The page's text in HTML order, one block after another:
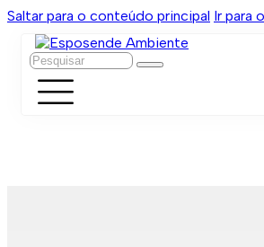
Saltar para o conteúdo principal Ir para
Pesquisar